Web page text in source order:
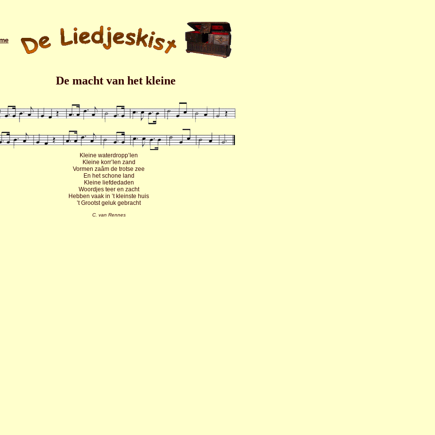
De macht van het kleine
Kleine waterdropp’len
Kleine korr’len zand
Vormen zaâm de trotse zee
En het schone land
Kleine liefdedaden
Woordjes teer en zacht
Hebben vaak in ’t kleinste huis
’t Grootst geluk gebracht
C. van Rennes